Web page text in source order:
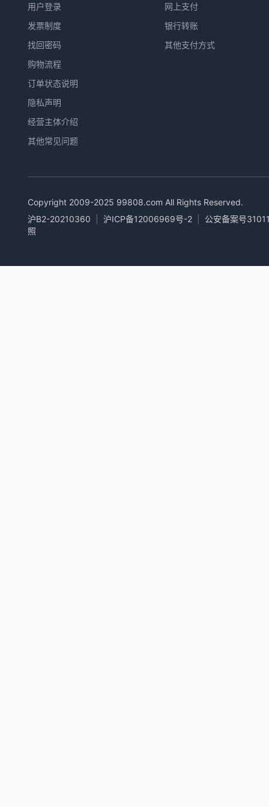
用户登录
发票制度
找回密码
购物流程
订单状态说明
隐私声明
经营主体介绍
其他常见问题
网上支付
银行转账
其他支付方式
Copyright 2009-2025 99808.com All Rights Reserved.
沪B2-20210360
沪ICP备12006969号-2
公安备案号
照